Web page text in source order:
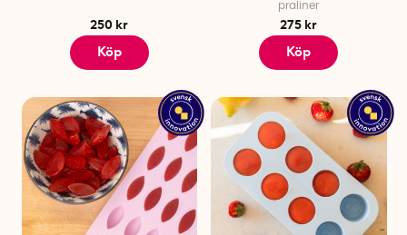
250 kr
Köp
praliner
275 kr
Köp